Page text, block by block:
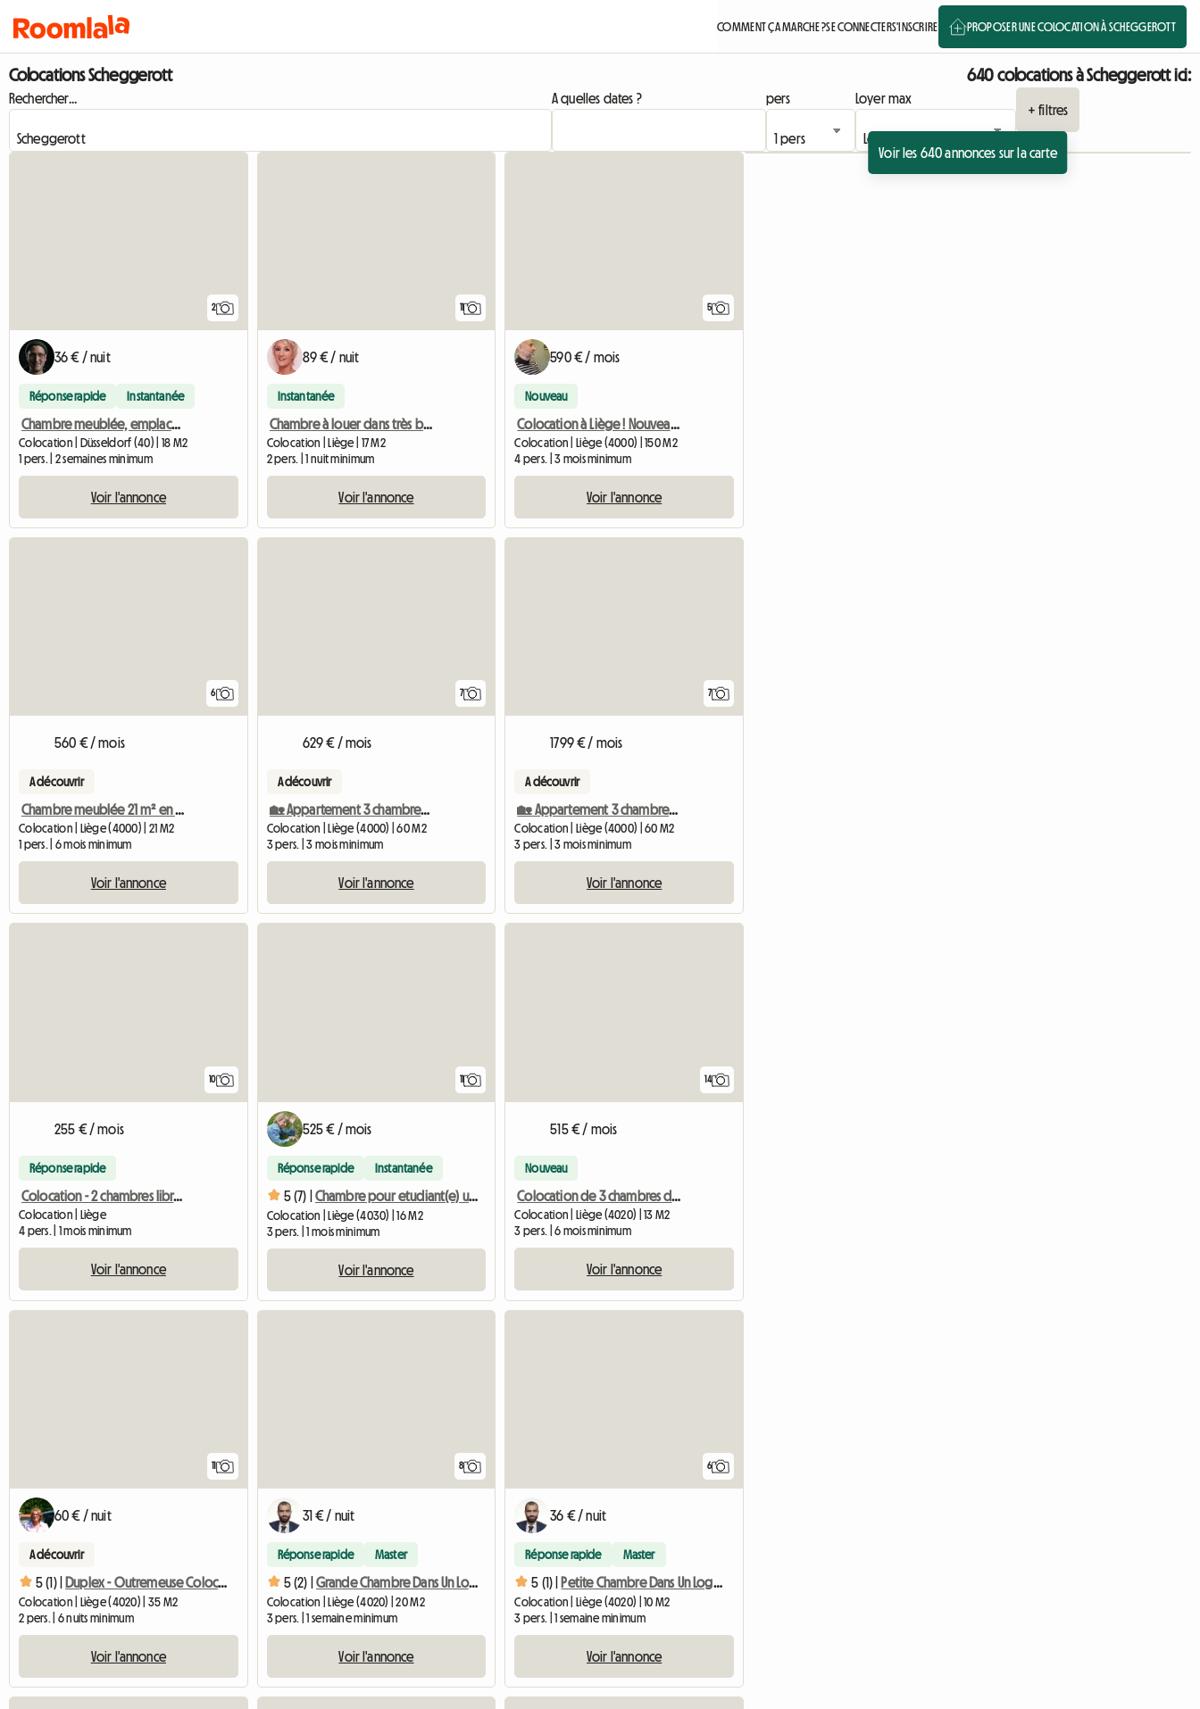
COMMENT ÇA MARCHE ?SE CONNECTERS'INSCRIRE PROPOSER UNE COLOCATION À SCHEGGEROTT
Colocations Scheggerott 640 colocations à Scheggerott ici:
Rechercher... A quelles dates ? pers
Loyer max
+ filtres
Voir les 640 annonces sur la carte
2
36 € / nuit
Réponse rapide Instantanée
Chambre meublée, emplacement central à proximité de la gare principale
Colocation | Düsseldorf (40) | 18 M2
1 pers. | 2 semaines minimum
Voir l'annonce
11
89 € / nuit
Instantanée
Chambre à louer dans très belle maison de maître
Colocation | Liège | 17 M2
2 pers. | 1 nuit minimum
Voir l'annonce
5
590 € / mois
Nouveau
Colocation à Liège ! Nouveau !
Colocation | Liège (4000) | 150 M2
4 pers. | 3 mois minimum
Voir l'annonce
6
560 € / mois
A découvrir
Chambre meublée 21 m² en colocation – Sainte-Walburge (Lièg
Colocation | Liège (4000) | 21 M2
1 pers. | 6 mois minimum
Voir l'annonce
7
629 € / mois
A découvrir
🏡 Appartement 3 chambres de standing – Location chambre 01
Colocation | Liège (4000) | 60 M2
3 pers. | 3 mois minimum
Voir l'annonce
7
1799 € / mois
A découvrir
🏡 Appartement 3 chambres de standing – Location entier
Colocation | Liège (4000) | 60 M2
3 pers. | 3 mois minimum
Voir l'annonce
10
255 € / mois
Réponse rapide
Colocation - 2 chambres libres sur 4
Colocation | Liège
4 pers. | 1 mois minimum
Voir l'annonce
11
525 € / mois
Réponse rapide Instantanée
5 (7) | Chambre pour etudiant(e) uniquement
Colocation | Liège (4030) | 16 M2
3 pers. | 1 mois minimum
Voir l'annonce
14
515 € / mois
Nouveau
Colocation de 3 chambres dans le quartier d'Outremeuse
Colocation | Liège (4020) | 13 M2
3 pers. | 6 mois minimum
Voir l'annonce
11
60 € / nuit
A découvrir
5 (1) | Duplex - Outremeuse Colocation
Colocation | Liège (4020) | 35 M2
2 pers. | 6 nuits minimum
Voir l'annonce
8
31 € / nuit
Réponse rapide Master
5 (2) | Grande Chambre Dans Un Logement Agréable
Colocation | Liège (4020) | 20 M2
3 pers. | 1 semaine minimum
Voir l'annonce
6
36 € / nuit
Réponse rapide Master
5 (1) | Petite Chambre Dans Un Logement Agréable
Colocation | Liège (4020) | 10 M2
3 pers. | 1 semaine minimum
Voir l'annonce